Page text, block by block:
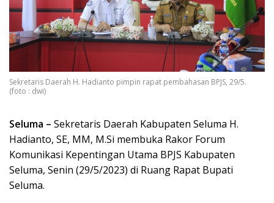
Sekretaris Daerah H. Hadianto pimpin rapat pembahasan BPJS, 29/5.
(foto : dwi)
Seluma – Sekretaris Daerah Kabupaten Seluma H.
Hadianto, SE, MM, M.Si membuka Rakor Forum
Komunikasi Kepentingan Utama BPJS Kabupaten
Seluma, Senin (29/5/2023) di Ruang Rapat Bupati
Seluma.